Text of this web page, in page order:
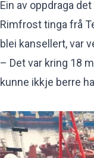
Ein av oppdraga
Rimfrost tinga frå
blei kansellert, var
– Det var kring 18
kunne ikkje berre